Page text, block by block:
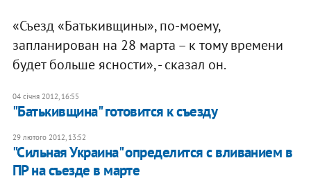
«Съезд «Батькивщины», по-моему,
запланирован на 28 марта – к тому времени
будет больше ясности», - сказал он.
04 січня 2012, 16:55
"Батькивщина" готовится к съезду
29 лютого 2012, 13:52
"Сильная Украина" определится с вливанием в
ПР на съезде в марте